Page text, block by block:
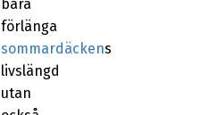
bara
förlänga
sommardäckens
livslängd
utan